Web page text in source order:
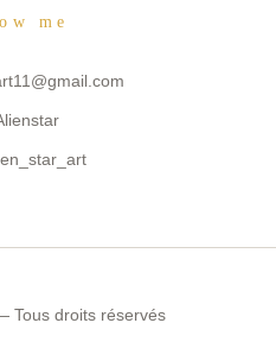
me
Tous droits réservés